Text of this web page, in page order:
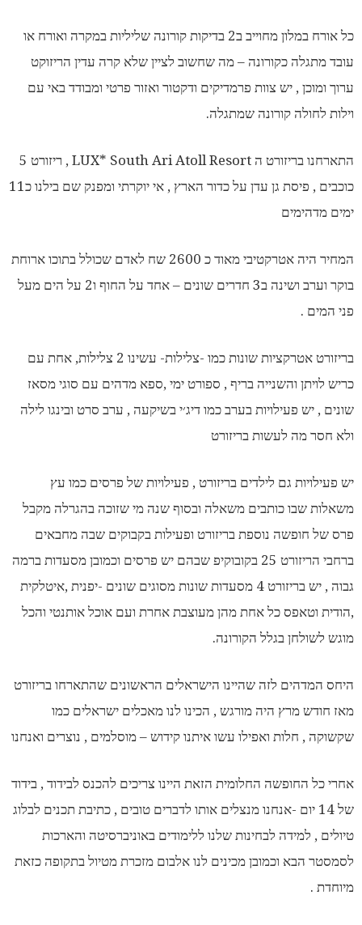
כל אורח במלון מחוייב ב2 בדיקות קורונה שליליות במקרה ואורח או
עובד מתגלה כקורונה – מה שחשוב לציין שלא קרה עדין הריזוקט
ערוך ומוכן , יש צוות פרמדיקים ודקטור ואזור פרטי ומבודד באי עם
וילות לחולה קורונה שמתגלה.
התארחנו בריזורט ה LUX* South Ari Atoll Resort , ריזורט 5
כוכבים , פיסת גן עדן על כדור הארץ , אי יוקרתי ומפנק שם בילנו כ11
ימים מדהימים
המחיר היה אטרקטיבי מאוד כ 2600 שח לאדם שכולל בתוכו ארוחת
בוקר וערב ושינה ב3 חדרים שונים – אחד על החוף ו2 על הים מעל
פני המים .
בריזורט אטרקציות שונות כמו -צלילות- עשינו 2 צלילות, אחת עם
כריש לויתן והשנייה בריף , ספורט ימי ,ספא מדהים עם סוגי מסאז
שונים , יש פעילויות בערב כמו דיג׳י בשיקעה , ערב סרט ובינגו לילה
ולא חסר מה לעשות בריזורט
יש פעילויות גם לילדים בריזורט , פעילויות של פרסים כמו עץ
משאלות שבו כותבים משאלה ובסוף שנה מי שזוכה בהגרלה מקבל
פרס של חופשה נוספת בריזורט ופעילות בקבוקים שבה מחבאים
ברחבי הריזורט 25 בקובוקיפ שבהם יש פרסים וכמובן מסעדות ברמה
גבוה , יש בריזורט 4 מסעדות שונות מסוגים שונים -יפנית ,איטלקית
,הודית וטאפס כל אחת מהן מעוצבת אחרת ועם אוכל אותנטי והכל
מוגש לשולחן בגלל הקורונה.
היחס המדהים לזה שהיינו הישראלים הראשונים שהתארחו בריזורט
מאז חודש מרץ היה מורגש , הכינו לנו מאכלים ישראלים כמו
שקשוקה , חלות ואפילו עשו איתנו קידוש – מוסלמים , נוצרים ואנחנו
אחרי כל החופשה החלומית הזאת היינו צריכים להכנס לבידוד , בידוד
של 14 יום -אנחנו מנצלים אותו לדברים טובים , כתיבת תכנים לבלוג
טיולים , למידה לבחינות שלנו ללימודים באוניברסיטה והארכות
לסמסטר הבא וכמובן מכינים לנו אלבום מזכרת מטיול בתקופה כזאת
מיוחדת .